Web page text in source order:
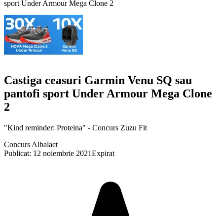
sport Under Armour Mega Clone 2
Castiga ceasuri Garmin Venu SQ sau
pantofi sport Under Armour Mega Clone
2
"Kind reminder: Proteina" - Concurs Zuzu Fit
Concurs Albalact
Publicat: 12 noiembrie 2021Expirat